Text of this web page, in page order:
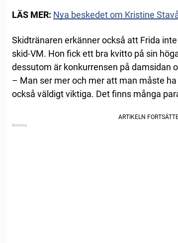
LÄS MER: Nya beskedet om Kristine
Skidtränaren erkänner också att Frida
skid-VM. Hon fick ett bra kvitto på sin
dessutom är konkurrensen på damsidan
– Man ser mer och mer att man måste
också väldigt viktiga. Det finns många